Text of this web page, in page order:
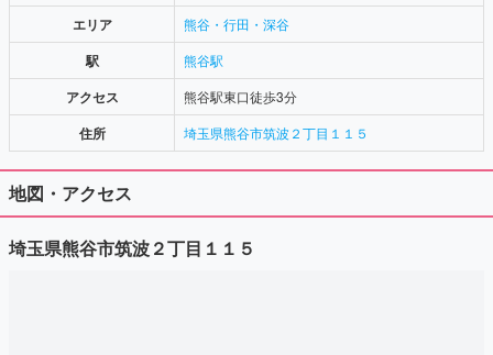
エリア 熊谷・行田・深谷
駅 熊谷駅
アクセス 熊谷駅東口徒歩3分
住所 埼玉県熊谷市筑波２丁目１１５
地図・アクセス
埼玉県熊谷市筑波２丁目１１５